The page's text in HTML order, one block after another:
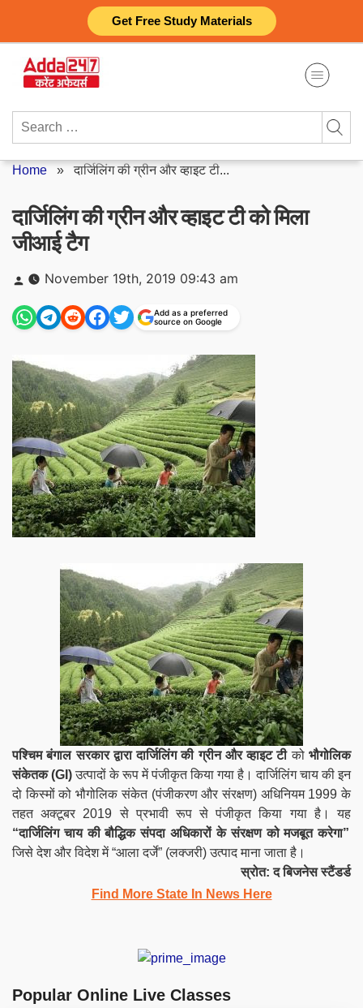
Get Free Study Materials
content
Search
Home »दार्जिलिंग की ग्रीन और व्हाइट टी...
दार्जिलिंग की ग्रीन और व्हाइट टी को मिला
जीआई टैग
Posted
by
November 19th, 2019 09:43 am
Add as a preferred
source on Google
पश्चिम बंगालसरकार द्वारा दार्जिलिंग की ग्रीन और व्हाइट टीकोभौगोलिक
संकेतक (GI)उत्पादों के रूप में पंजीकृत किया गया है। दार्जिलिंग चाय की इन
दो किस्मों को भौगोलिक संकेत (पंजीकरण और संरक्षण) अधिनियम 1999 के
तहत अक्टूबर 2019 से प्रभावी रूप से पंजीकृत किया गया है। यह
“दार्जिलिंग चाय की बौद्धिक संपदा अधिकारों के संरक्षण को मजबूत करेगा”
जिसे देश और विदेश में “आला दर्जे” (लक्जरी) उत्पाद माना जाता है।
स्रोत: द बिजनेस स्टैंडर्ड
Find More State In News Here
Popular Online Live Classes